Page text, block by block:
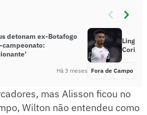
detonam ex-Botafogo
campeonato:
Há 3 meses Fora de Campo
mas Alisson ficou no
Wilton não entendeu como